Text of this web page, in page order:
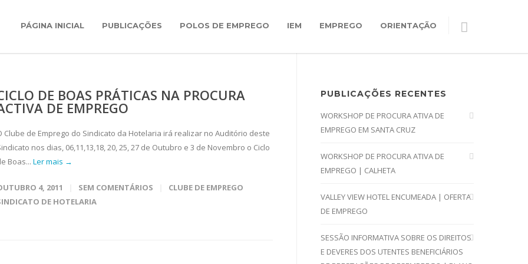
PÁGINA INICIAL PUBLICAÇÕES POLOS DE EMPREGO IEM EMPREGO ORIENTAÇÃO
DE BOAS PRÁTICAS NA PROCURA
DE EMPREGO
Clube de Emprego do Sindicato da Hotelaria irá realizar no Auditório deste
nos dias, 06,11,13,18, 20, 25, 27 de Outubro e 3 de Novembro o Ciclo
Boas... Ler mais →
4, 2011 SEM COMENTÁRIOS
CLUBE DE EMPREGO
DE HOTELARIA
PUBLICAÇÕES RECENTES
WORKSHOP DE PROCURA ATIVA DE
EMPREGO EM SANTA CRUZ
WORKSHOP DE PROCURA ATIVA DE
EMPREGO | CALHETA
VALLEY VIEW HOTEL ENCUMEADA | OFERTA
DE EMPREGO
SESSÃO INFORMATIVA SOBRE OS DIREITOS
E DEVERES DOS UTENTES BENEFICIÁRIOS